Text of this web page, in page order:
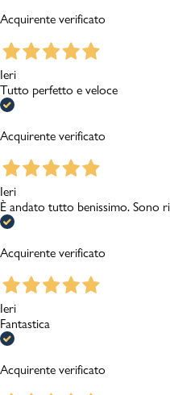
Acquirente verificato
Ieri
Tutto perfetto e veloce
Acquirente verificato
Ieri
È andato tutto benissimo. Sono
Acquirente verificato
Ieri
Fantastica
Acquirente verificato